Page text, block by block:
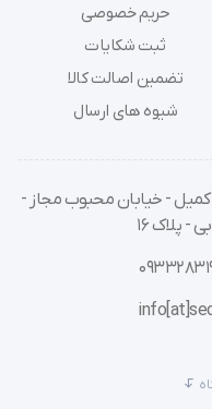
تشکیل لخته است.
دهد.
حریم خصوصی
ثبت شکایات
تضمین اصالت کالا
شیوه های ارسال
- خیابان محبوب مجاز -
- پلاک 16